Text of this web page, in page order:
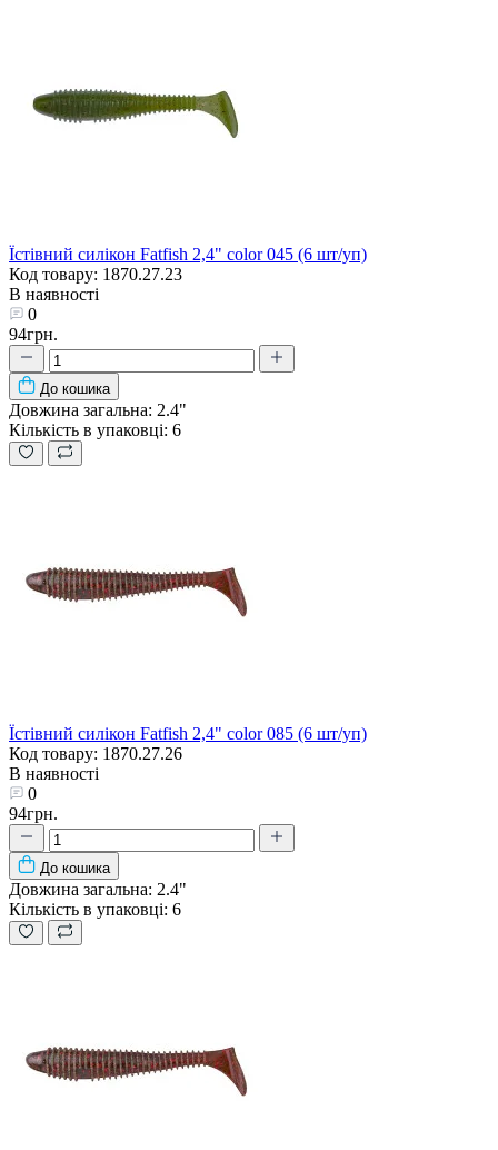
Їстівний силікон Fatfish 2,4" color 045 (6 шт/уп)
Код товару: 1870.27.23
В наявності
0
94грн.
До кошика
Довжина загальна: 2.4"
Кількість в упаковці: 6
Їстівний силікон Fatfish 2,4" color 085 (6 шт/уп)
Код товару: 1870.27.26
В наявності
0
94грн.
До кошика
Довжина загальна: 2.4"
Кількість в упаковці: 6